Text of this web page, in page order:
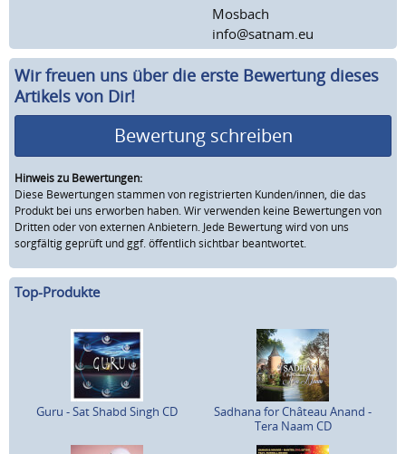
Mosbach
info@satnam.eu
Wir freuen uns über die erste Bewertung dieses
Artikels von Dir!
Bewertung schreiben
Hinweis zu Bewertungen:
Diese Bewertungen stammen von registrierten Kunden/innen, die das
Produkt bei uns erworben haben. Wir verwenden keine Bewertungen von
Dritten oder von externen Anbietern. Jede Bewertung wird von uns
sorgfältig geprüft und ggf. öffentlich sichtbar beantwortet.
Top-Produkte
Guru - Sat Shabd Singh CD
Sadhana for Château Anand -
Tera Naam CD